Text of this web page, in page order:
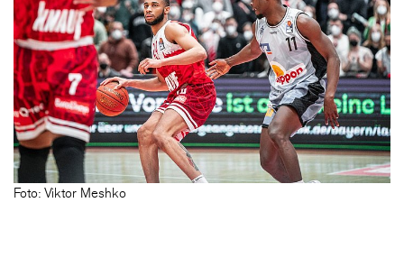
Foto: Viktor Meshko